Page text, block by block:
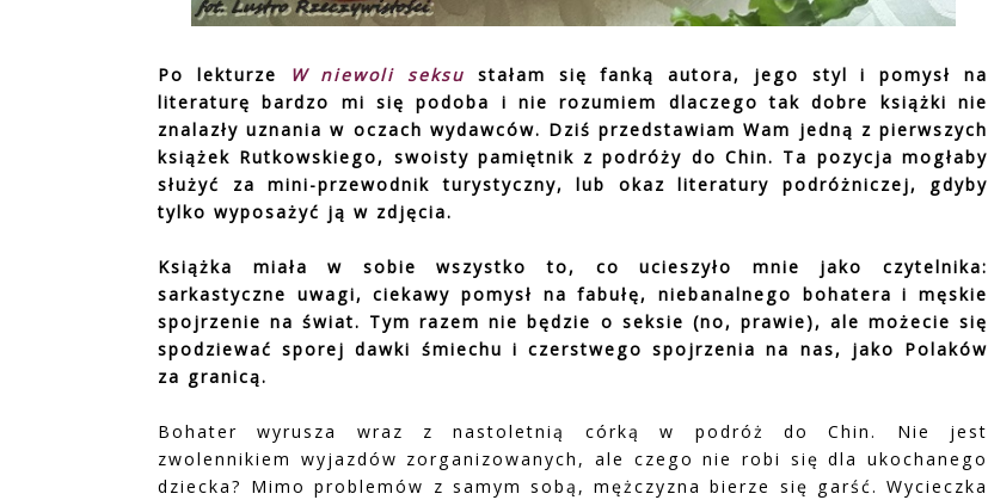
Po lekturze W niewoli seksu stałam się fanką autora, jego styl i pomysł na
literaturę bardzo mi się podoba i nie rozumiem dlaczego tak dobre książki nie
znalazły uznania w oczach wydawców. Dziś przedstawiam Wam jedną z pierwszych
książek Rutkowskiego, swoisty pamiętnik z podróży do Chin. Ta pozycja mogłaby
służyć za mini-przewodnik turystyczny, lub okaz literatury podróżniczej, gdyby
tylko wyposażyć ją w zdjęcia.
Książka miała w sobie wszystko to, co ucieszyło mnie jako czytelnika:
sarkastyczne uwagi, ciekawy pomysł na fabułę, niebanalnego bohatera i męskie
spojrzenie na świat. Tym razem nie będzie o seksie (no, prawie), ale możecie się
spodziewać sporej dawki śmiechu i czerstwego spojrzenia na nas, jako Polaków
za granicą.
Bohater wyrusza wraz z nastoletnią córką w podróż do Chin. Nie jest
zwolennikiem wyjazdów zorganizowanych, ale czego nie robi się dla ukochanego
dziecka? Mimo problemów z samym sobą, mężczyzna bierze się garść. Wycieczka